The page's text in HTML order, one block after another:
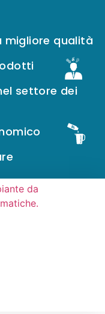
migliore qualità
settore dei